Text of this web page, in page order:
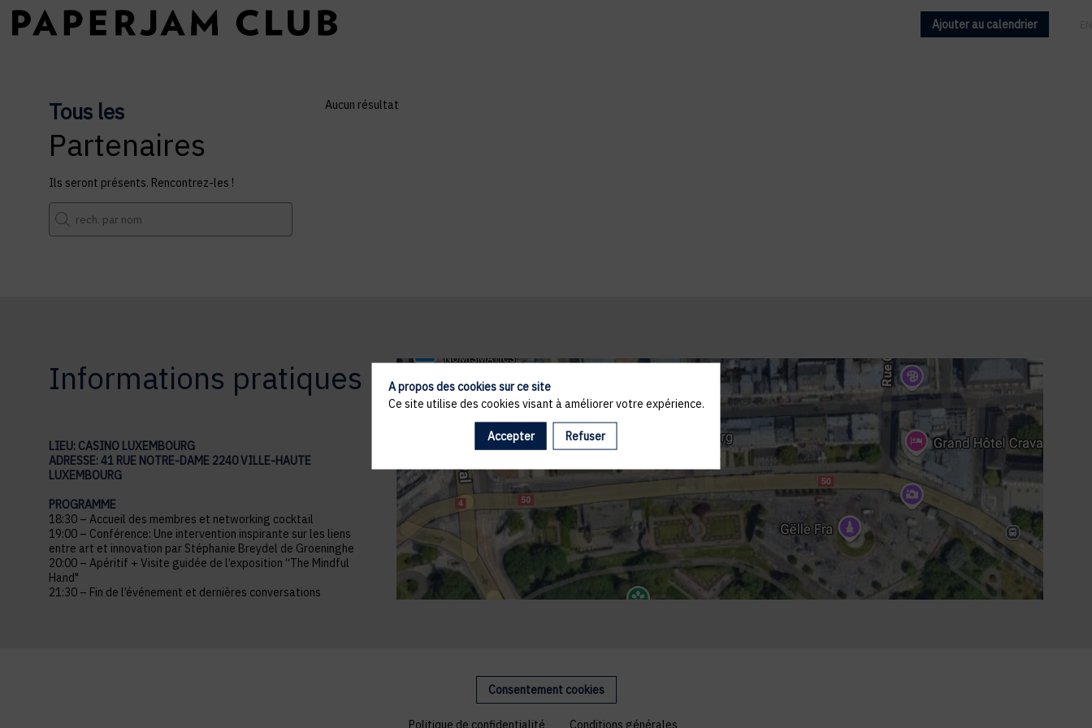
Ajouter au calendrier
Tous les
Partenaires
Ils seront présents. Rencontrez-les !
Aucun résultat
Informations pratiques
LIEU: CASINO LUXEMBOURG
ADRESSE: 41 RUE NOTRE-DAME 2240 VILLE-HAUTE
LUXEMBOURG
PROGRAMME
18:30 – Accueil des membres et networking cocktail
19:00 – Conférence: Une intervention inspirante sur les liens
entre art et innovation par Stéphanie Breydel de Groeninghe
20:00 – Apéritif + Visite guidée de l’exposition “The Mindful
Hand"
21:30 – Fin de l’événement et dernières conversations
Consentement cookies
Politique de confidentialité Conditions générales
A propos des cookies sur ce site
Ce site utilise des cookies visant à améliorer votre expérience.
Accepter Refuser